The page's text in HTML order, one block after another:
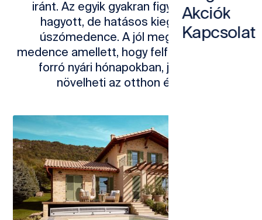
Akciók
Kapcsolat
iránt. Az egyik gyakran figyelmen kívül
hagyott, de hatásos kiegészítő az
úszómedence. A jól megtervezett
medence amellett, hogy felfrissülést hoz a
forró nyári hónapokban, jelentősen
növelheti az otthon értékét.